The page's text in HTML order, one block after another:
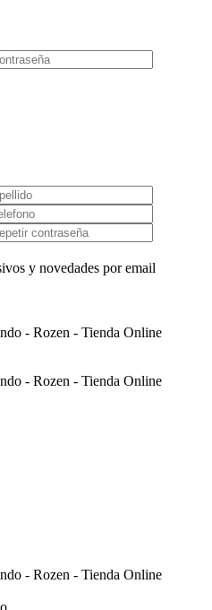
y novedades por email